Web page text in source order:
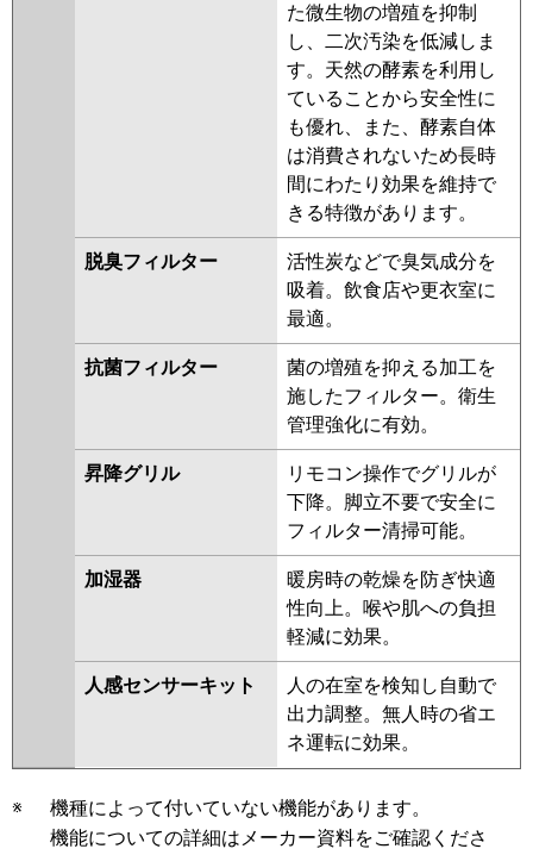
た微生物の増殖を抑制
し、二次汚染を低減しま
す。天然の酵素を利用し
ていることから安全性に
も優れ、また、酵素自体
は消費されないため長時
間にわたり効果を維持で
きる特徴があります。
脱臭フィルター
活性炭などで臭気成分を
吸着。飲食店や更衣室に
最適。
抗菌フィルター
菌の増殖を抑える加工を
施したフィルター。衛生
管理強化に有効。
昇降グリル
リモコン操作でグリルが
下降。脚立不要で安全に
フィルター清掃可能。
加湿器
暖房時の乾燥を防ぎ快適
性向上。喉や肌への負担
軽減に効果。
人感センサーキット
人の在室を検知し自動で
出力調整。無人時の省エ
ネ運転に効果。
※
機種によって付いていない機能があります。
機能についての詳細はメーカー資料をご確認くださ